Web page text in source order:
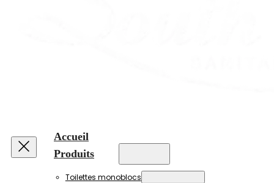
Accueil
Produits
Toilettes monoblocs